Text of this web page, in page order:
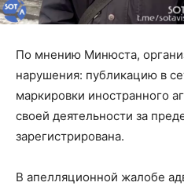
По мнению Минюста,
нарушения: публикацию в
маркировки иностранного
своей деятельности за
зарегистрирована.
В апелляционной жалобе